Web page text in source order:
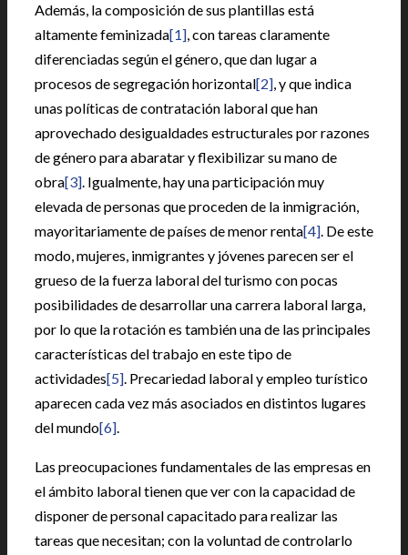
Además, la composición de sus plantillas está
altamente feminizada[1], con tareas claramente
diferenciadas según el género, que dan lugar a
procesos de segregación horizontal[2], y que indica
unas políticas de contratación laboral que han
aprovechado desigualdades estructurales por razones
de género para abaratar y flexibilizar su mano de
obra[3]. Igualmente, hay una participación muy
elevada de personas que proceden de la inmigración,
mayoritariamente de países de menor renta[4]. De este
modo, mujeres, inmigrantes y jóvenes parecen ser el
grueso de la fuerza laboral del turismo con pocas
posibilidades de desarrollar una carrera laboral larga,
por lo que la rotación es también una de las principales
características del trabajo en este tipo de
actividades[5]. Precariedad laboral y empleo turístico
aparecen cada vez más asociados en distintos lugares
del mundo[6].
Las preocupaciones fundamentales de las empresas en
el ámbito laboral tienen que ver con la capacidad de
disponer de personal capacitado para realizar las
tareas que necesitan; con la voluntad de controlarlo